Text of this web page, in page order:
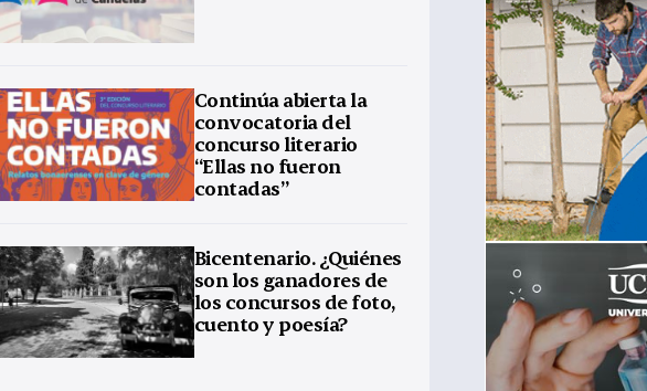
Continúa abierta la
convocatoria del
concurso literario
“Ellas no fueron
contadas”
Bicentenario. ¿Quiénes
son los ganadores de
los concursos de foto,
cuento y poesía?